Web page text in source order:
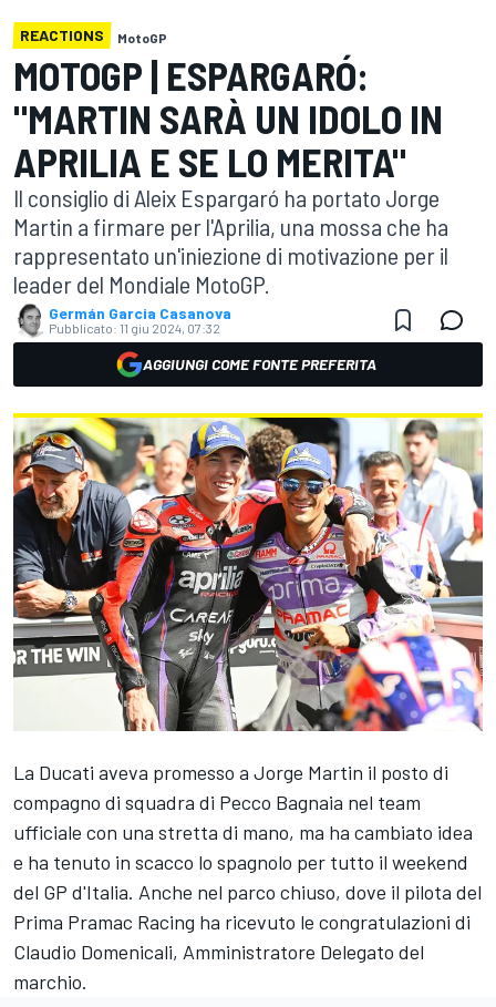
REACTIONS MotoGP
MOTOGP | ESPARGARÓ:
"MARTIN SARÀ UN IDOLO IN
APRILIA E SE LO MERITA"
Il consiglio di Aleix Espargaró ha portato Jorge
Martin a firmare per l'Aprilia, una mossa che ha
rappresentato un'iniezione di motivazione per il
leader del Mondiale MotoGP.
Germán Garcia Casanova
Pubblicato: 11 giu 2024, 07:32
AGGIUNGI COME FONTE PREFERITA
La Ducati aveva promesso a Jorge Martin il posto di
compagno di squadra di Pecco Bagnaia nel team
ufficiale con una stretta di mano, ma ha cambiato idea
e ha tenuto in scacco lo spagnolo per tutto il weekend
del GP d'Italia. Anche nel parco chiuso, dove il pilota del
Prima Pramac Racing ha ricevuto le congratulazioni di
Claudio Domenicali, Amministratore Delegato del
marchio.